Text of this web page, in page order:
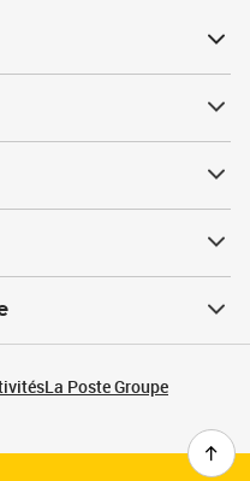
La Poste Groupe